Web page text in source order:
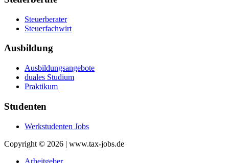
Steuerberater
Steuerfachwirt
Ausbildung
Ausbildungsangebote
duales Studium
Praktikum
Studenten
Werkstudenten Jobs
Copyright © 2026 | www.tax-jobs.de
Arbeitgeber